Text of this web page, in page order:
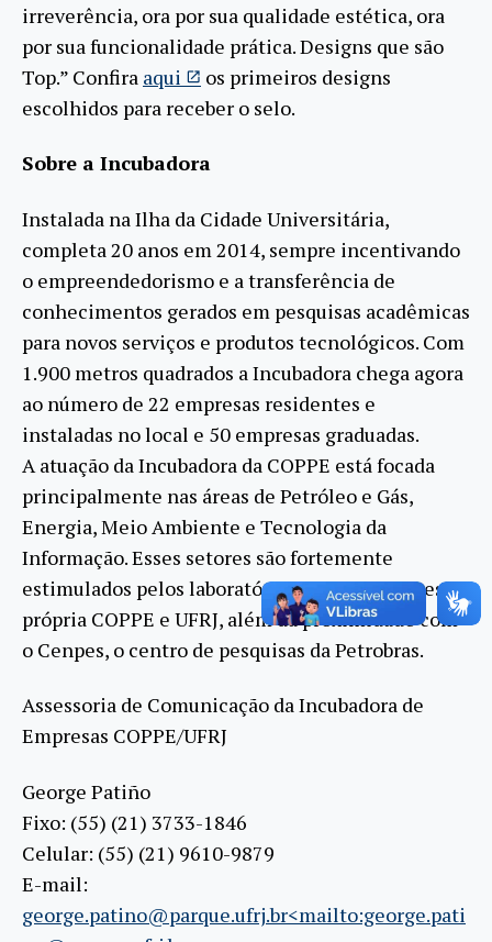
irreverência, ora por sua qualidade estética, ora
por sua funcionalidade prática. Designs que são
Top.” Confira aqui
os primeiros designs
escolhidos para receber o selo.
Sobre a Incubadora
Instalada na Ilha da Cidade Universitária,
completa 20 anos em 2014, sempre incentivando
o empreendedorismo e a transferência de
conhecimentos gerados em pesquisas acadêmicas
para novos serviços e produtos tecnológicos. Com
1.900 metros quadrados a Incubadora chega agora
ao número de 22 empresas residentes e
instaladas no local e 50 empresas graduadas.
A atuação da Incubadora da COPPE está focada
principalmente nas áreas de Petróleo e Gás,
Energia, Meio Ambiente e Tecnologia da
Informação. Esses setores são fortemente
estimulados pelos laboratórios e pesquisadores da
própria COPPE e UFRJ, além da proximidade com
o Cenpes, o centro de pesquisas da Petrobras.
Assessoria de Comunicação da Incubadora de
Empresas COPPE/UFRJ
George Patiño
Fixo: (55) (21) 3733-1846
Celular: (55) (21) 9610-9879
E-mail:
george.patino@parque.ufrj.br<mailto:george.pati